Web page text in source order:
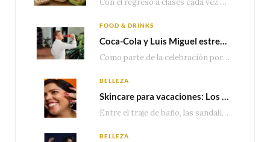
FOOD & DRINKS
Coca-Cola y Luis Miguel estrenan el comercial que celebra 100 años de historia junto a México
Como parte de la celebración por sus primeros 100 años enMéxico, Coca-Cola presenta hoy el…
BELLEZA
Skincare para vacaciones: Los do’s and dont’s para cuidar tu piel
Entre el traje de baño, las sandalias, los lentes de sol y los looks que…
BELLEZA